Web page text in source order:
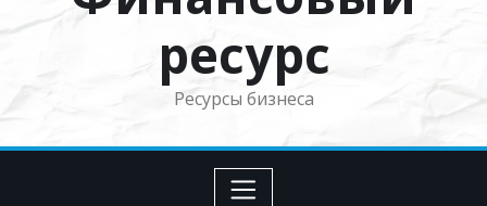
ресурс
Ресурсы бизнеса